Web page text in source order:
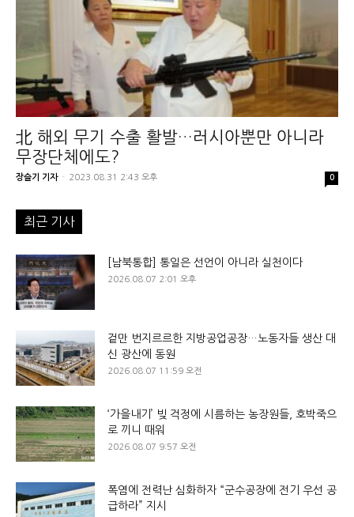
北 해외 무기 수출 활발…러시아뿐만 아니라
무장단체에도?
장슬기 기자 - 2023.08.31 2:43 오후 0
최근 기사
[남북통합] 통일은 선언이 아니라 실천이다
2026.08.07 2:01 오후
겉만 번지르르한 지방공업공장…노동자들 생산 대
신 광산에 동원
2026.08.07 11:59 오전
‘가을내기’ 빚 걱정에 시름하는 농장원들, 호박죽으
로 끼니 때워
2026.08.07 9:57 오전
폭염에 전력난 심화하자 “군수공장에 전기 우선 공
급하라” 지시